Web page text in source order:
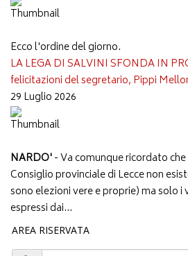
Ecco l'ordine del giorno.
LA LEGA DI SALVINI SFONDA IN
felicitazioni del segretario, Pippi
29 Luglio 2026
NARDO'- Va comunque ricordato
Consiglio provinciale di Lecce non
sono elezioni vere e proprie) ma solo
espressi dai...
AREA RISERVATA